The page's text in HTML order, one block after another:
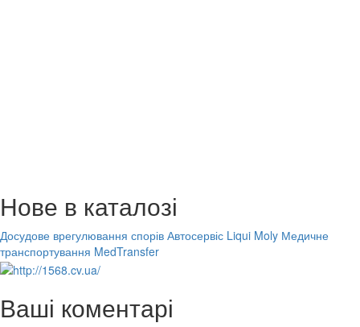
Нове в каталозі
Досудове врегулювання спорів Автосервіс Liqui Moly Медичне
транспортування MedTransfer
Ваші коментарі